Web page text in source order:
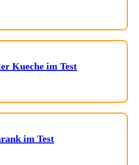
Kueche im Test
im Test